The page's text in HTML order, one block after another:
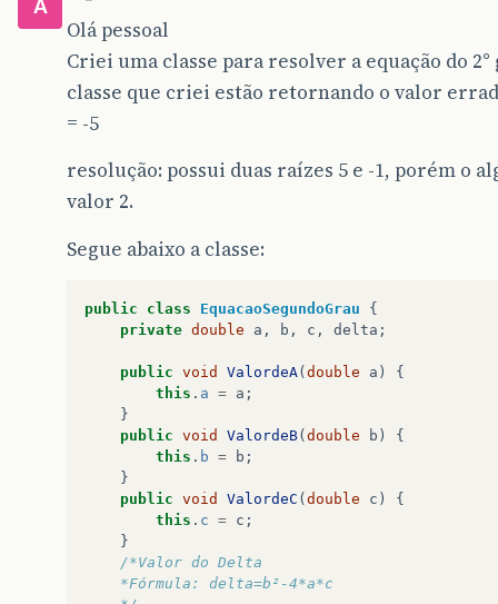
A
Olá pessoal
Criei uma classe para resolver a equação do
classe que criei estão retornando o valor
= -5
resolução: possui duas raízes 5 e -1, porém o
valor 2.
Segue abaixo a classe:
public class EquacaoSegundoGrau
{
private double a , b , c , delta ;
public void ValordeA( double a )
{
this . a = a ;
}
public void ValordeB( double b )
{
this . b = b ;
}
public void ValordeC ( double c )
{
this . c = c ;
}
/*Valor do Delta
    *Fórmula: delta=b²-4*a*c